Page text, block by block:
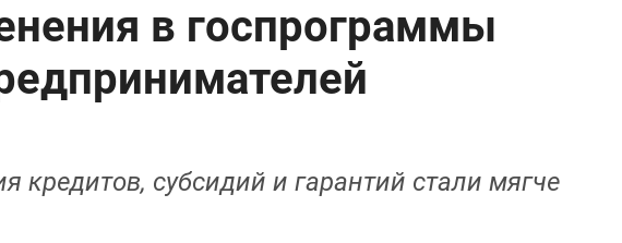
в госпрограммы
кредитов, субсидий и гарантий стали мягче